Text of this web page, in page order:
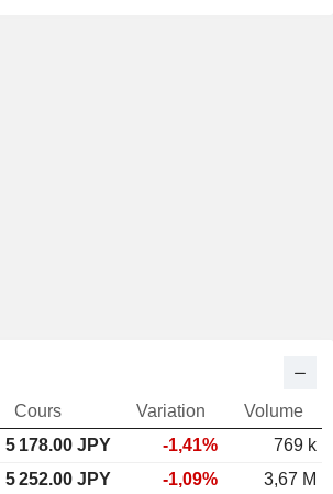
Cours Variation
Volume
5 178.00 JPY -1,41%
769 k
5 252.00 JPY -1,09%
3,67 M